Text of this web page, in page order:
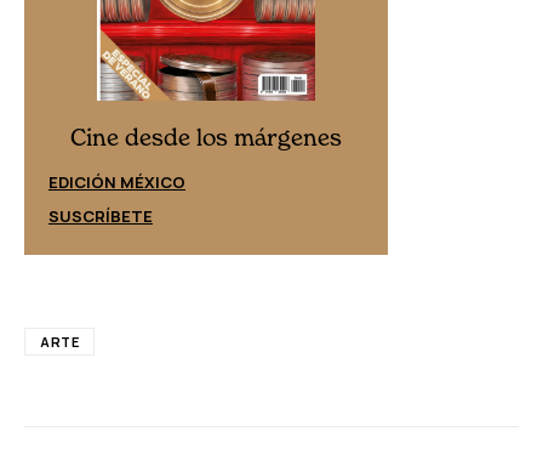
Cine desde los márgenes
EDICIÓN MÉXICO
SUSCRÍBETE
ARTE